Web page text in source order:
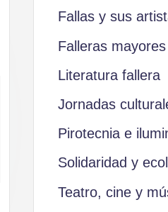
Fallas y sus
Falleras
Literatura fallera
Jornadas
Pirotecnia e
Solidaridad y
Teatro, cine y